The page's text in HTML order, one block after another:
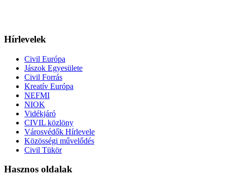
Hírlevelek
Civil Európa
Jászok Egyesülete
Civil Forrás
Kreatív Európa
NEFMI
NIOK
Vidékjáró
CIVIL közlöny
Városvédők Hírlevele
Közösségi művelődés
Civil Tükör
Hasznos oldalak